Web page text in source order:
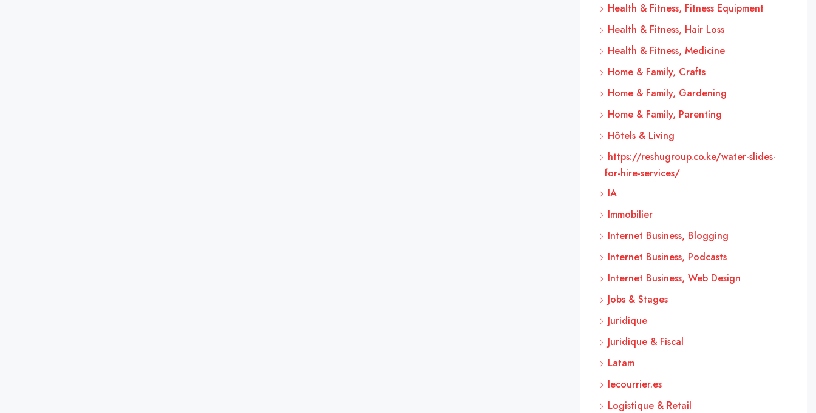
Health & Fitness, Fitness Equipment
Health & Fitness, Hair Loss
Health & Fitness, Medicine
Home & Family, Crafts
Home & Family, Gardening
Home & Family, Parenting
Hôtels & Living
https://reshugroup.co.ke/water-slides-
for-hire-services/
IA
Immobilier
Internet Business, Blogging
Internet Business, Podcasts
Internet Business, Web Design
Jobs & Stages
Juridique
Juridique & Fiscal
Latam
lecourrier.es
Logistique & Retail